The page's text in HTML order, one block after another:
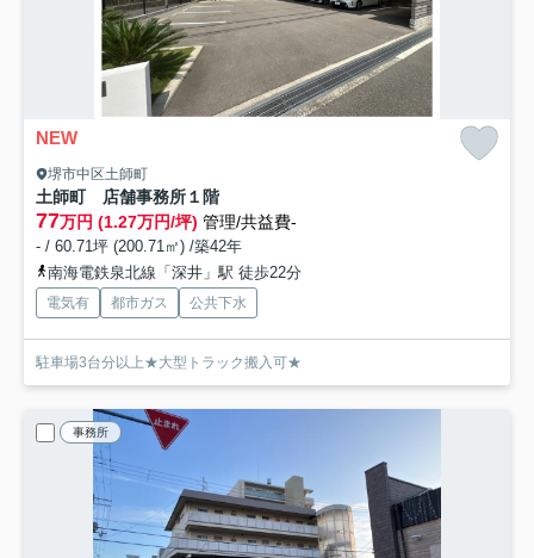
NEW
堺市中区土師町
土師町 店舗事務所１階
77万円 (1.27万円/坪) 管理/共益費-
- / 60.71坪 (200.71㎡) /築42年
南海電鉄泉北線「深井」駅 徒歩22分
電気有 都市ガス 公共下水
駐車場3台分以上★大型トラック搬入可★
事務所